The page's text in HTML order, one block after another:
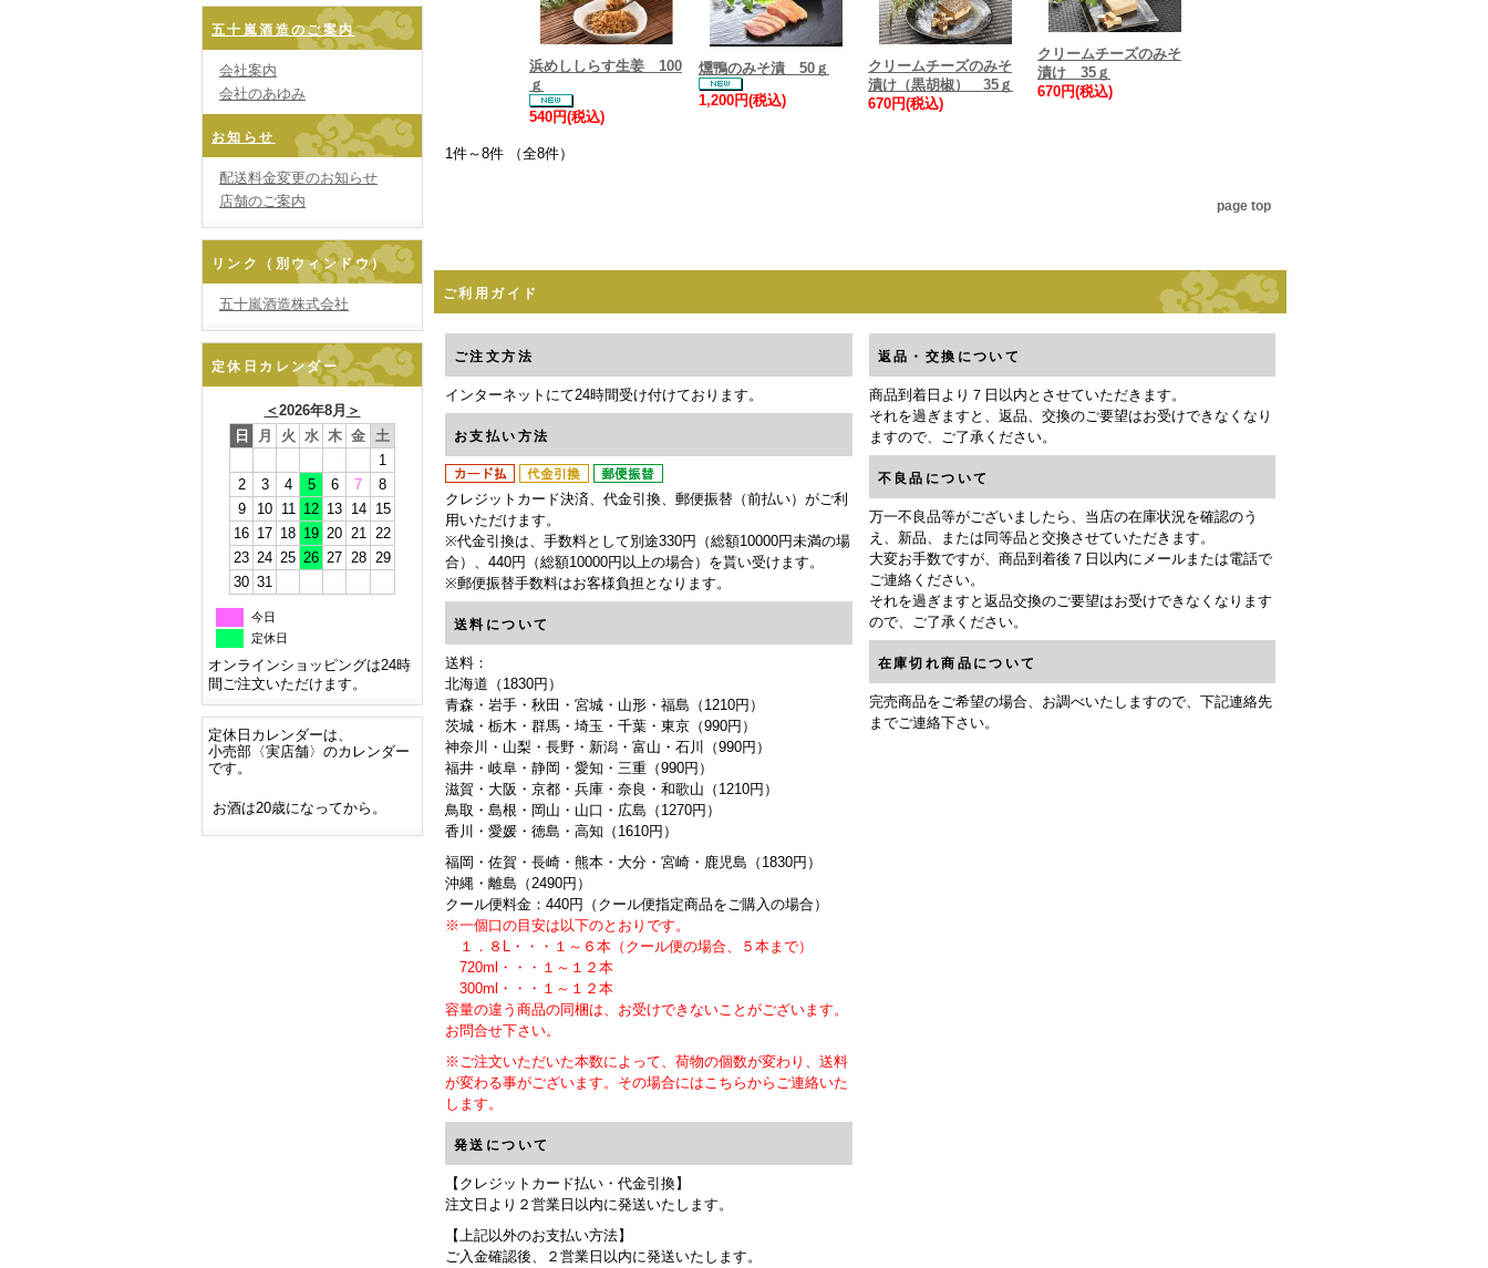
五十嵐酒造のご案内
会社案内
会社のあゆみ
お知らせ
配送料金変更のお知らせ
店舗のご案内
リンク（別ウィンドウ）
五十嵐酒造株式会社
定休日カレンダー
＜2026年8月 ＞
日
月 火 水 木 金 土
1
2
3 4 5 6 7
8
9
10 11 12 13 14
15
16 17 18 19 20 21 22
23 24 25 26 27 28 29
30 31
今日
定休日
オンラインショッピングは24時
間ご注文いただけます。
定休日カレンダーは、
小売部〈実店舗〉のカレンダー
です。
お酒は20歳になってから。
浜めししらす生姜 100
ｇ
540円(税込)
燻鴨のみそ漬 50ｇ
1,200円(税込)
クリームチーズのみそ
漬け（黒胡椒） 35ｇ
670円(税込)
クリームチーズのみそ
漬け 35ｇ
670円(税込)
1件～8件 （全8件）
page top
ご利用ガイド
ご注文方法
インターネットにて24時間受け付けております。
お支払い方法
クレジットカード決済、代金引換、郵便振替（前払い）がご利
用いただけます。
※代金引換は、手数料として別途330円（総額10000円未満の場
合）、440円（総額10000円以上の場合）を貰い受けます。
※郵便振替手数料はお客様負担となります。
送料について
送料：
北海道（1830円）
青森・岩手・秋田・宮城・山形・福島（1210円）
茨城・栃木・群馬・埼玉・千葉・東京（990円）
神奈川・山梨・長野・新潟・富山・石川（990円）
福井・岐阜・静岡・愛知・三重（990円）
滋賀・大阪・京都・兵庫・奈良・和歌山（1210円）
鳥取・島根・岡山・山口・広島（1270円）
香川・愛媛・徳島・高知（1610円）
福岡・佐賀・長崎・熊本・大分・宮崎・鹿児島（1830円）
沖縄・離島（2490円）
クール便料金：440円（クール便指定商品をご購入の場合）
※一個口の目安は以下のとおりです。
１．８L・・・１～６本（クール便の場合、５本まで）
720ml・・・１～１２本
300ml・・・１～１２本
容量の違う商品の同梱は、お受けできないことがございます。
お問合せ下さい。
※ご注文いただいた本数によって、荷物の個数が変わり、送料
が変わる事がございます。その場合にはこちらからご連絡いた
します。
発送について
【クレジットカード払い・代金引換】
注文日より２営業日以内に発送いたします。
【上記以外のお支払い方法】
ご入金確認後、２営業日以内に発送いたします。
返品・交換について
商品到着日より７日以内とさせていただきます。
それを過ぎますと、返品、交換のご要望はお受けできなくなり
ますので、ご了承ください。
不良品について
万一不良品等がございましたら、当店の在庫状況を確認のう
え、新品、または同等品と交換させていただきます。
大変お手数ですが、商品到着後７日以内にメールまたは電話で
ご連絡ください。
それを過ぎますと返品交換のご要望はお受けできなくなります
ので、ご了承ください。
在庫切れ商品について
完売商品をご希望の場合、お調べいたしますので、下記連絡先
までご連絡下さい。